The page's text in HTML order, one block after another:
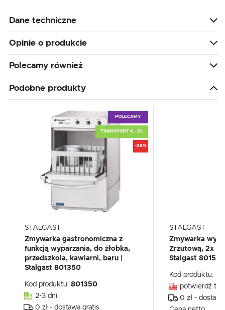
Dane techniczne
Opinie o produkcie
Polecamy również
Podobne produkty
POLECAMY
TRANSPORT 0,- ZŁ
-26%
STALGAST
Zmywarka gastronomiczna z
funkcją wyparzania, do żłobka,
przedszkola, kawiarni, baru |
Stalgast 801350
Kod produktu: 801350
2-3 dni
0 zł - dostawa gratis
STALGAST
Zmywarka
Zrzutową, 2x
Stalgast 801507
Kod produktu:
potwierdź
0 zł -